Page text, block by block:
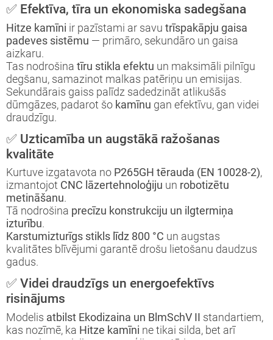
✅ Efektīva, tīra un ekonomiska sadegšana
Hitze kamīni ir pazīstami ar savu trīspakāpju gaisa
padeves sistēmu — primāro, sekundāro un gaisa
aizkaru.
Tas nodrošina tīru stikla efektu un maksimāli pilnīgu
degšanu, samazinot malkas patēriņu un emisijas.
Sekundārais gaiss palīdz sadedzināt atlikušās
dūmgāzes, padarot šo kamīnu gan efektīvu, gan videi
draudzīgu.
✅ Uzticamība un augstākā ražošanas
kvalitāte
Kurtuve izgatavota no P265GH tērauda (EN 10028-2),
izmantojot CNC lāzertehnoloģiju un robotizētu
metināšanu.
Tā nodrošina precīzu konstrukciju un ilgtermiņa
izturību.
Karstumizturīgs stikls līdz 800 °C un augstas
kvalitātes blīvējumi garantē drošu lietošanu daudzus
gadus.
✅ Videi draudzīgs un energoefektīvs
risinājums
Modelis atbilst Ekodizaina un BlmSchV II standartiem,
kas nozīmē, ka Hitze kamīni ne tikai silda, bet arī